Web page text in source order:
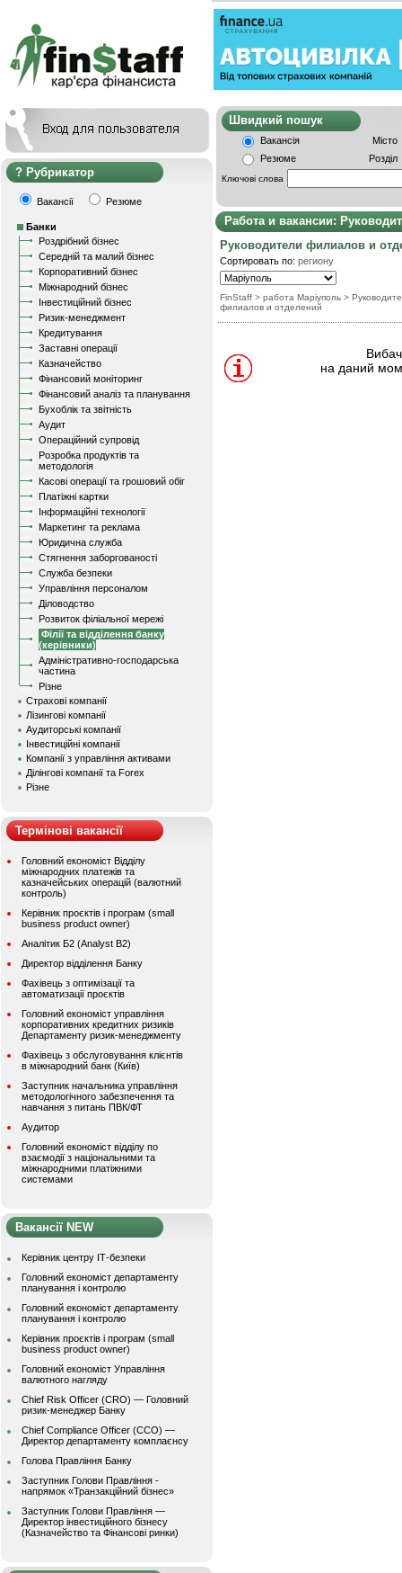
Рубрикатор
Вакансії Резюме
Банки
Роздрібний бізнес
Середній та малий бізнес
Корпоративний бізнес
Міжнародний бізнес
Інвестиційний бізнес
Ризик-менеджмент
Кредитування
Заставні операції
Казначейство
Фінансовий моніторинг
Фінансовий аналіз та планування
Бухоблік та звітність
Аудит
Операційний супровід
Розробка продуктів та
методологія
Касові операції та грошовий обіг
Платіжні картки
Інформаційні технології
Маркетинг та реклама
Юридична служба
Стягнення заборгованості
Служба безпеки
Управління персоналом
Діловодство
Розвиток філіальної мережі
Філії та відділення банку
(керівники)
Адміністративно-господарська
частина
Різне
Страхові компанії
Лізингові компанії
Аудиторські компанії
Інвестиційні компанії
Компанії з управління активами
Ділінгові компанії та Forex
Різне
Термінові вакансії
Головний економіст Відділу
міжнародних платежів та
казначейських операцій (валютний
контроль)
Керівник проєктів і програм (small
business product owner)
Аналітик Б2 (Analyst B2)
Директор відділення Банку
Фахівець з оптимізації та
автоматизації проєктів
Головний економіст управління
корпоративних кредитних ризиків
Департаменту ризик-менеджменту
Фахівець з обслуговування клієнтів
в міжнародний банк (Київ)
Заступник начальника управління
методологічного забезпечення та
навчання з питань ПВК/ФТ
Аудитор
Головний економіст відділу по
взаємодії з національними та
міжнародними платіжними
системами
Вакансії NEW
Керівник центру ІТ-безпеки
Головний економіст департаменту
планування і контролю
Головний економіст департаменту
планування і контролю
Керівник проєктів і програм (small
business product owner)
Головний економіст Управління
валютного нагляду
Chief Risk Officer (CRO) — Головний
ризик-менеджер Банку
Chief Compliance Officer (CCO) —
Директор департаменту комплаєнсу
Голова Правління Банку
Заступник Голови Правління -
напрямок «Транзакційний бізнес»
Заступник Голови Правління —
Директор інвестиційного бізнесу
(Казначейство та Фінансові ринки)
Швидкий
Вакансія
Місто
Резюме
Розділ
Ключові слова
Работа и вакансии:
Руководители филиалов и
Сортировать по: региону
FinStaff > работа Маріуполь >
филиалов и отделений
на даний